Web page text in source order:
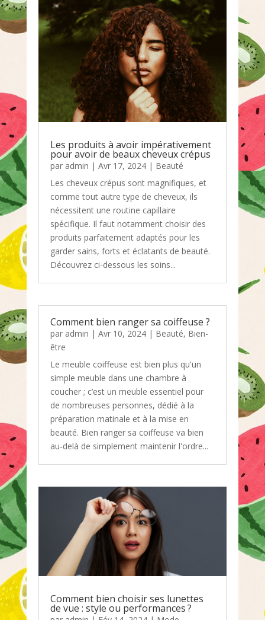
Les produits à avoir impérativement
pour avoir de beaux cheveux crépus
par admin | Avr 17, 2024| Beauté
Les cheveux crépus sont magnifiques, et
comme tout autre type de cheveux, ils
nécessitent une routine capillaire
spécifique. Il faut notamment choisir des
produits parfaitement adaptés pour les
garder sains, forts et éclatants de beauté.
Découvrez ci-dessous les soins...
Comment bien ranger sa coiffeuse ?
par admin | Avr 10, 2024| Beauté, Bien-
être
Le meuble coiffeuse est bien plus qu'un
simple meuble dans une chambre à
coucher ; c’est un meuble essentiel pour
de nombreuses personnes, dédié à la
préparation matinale et à la mise en
beauté. Bien ranger sa coiffeuse va bien
au-delà de simplement maintenir l'ordre...
Comment bien choisir ses lunettes
de vue : style ou performances ?